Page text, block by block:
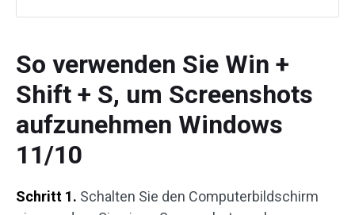
So verwenden Sie Win +
Shift + S, um Screenshots
aufzunehmen Windows
11/10
Schritt 1. Schalten Sie den Computerbildschirm